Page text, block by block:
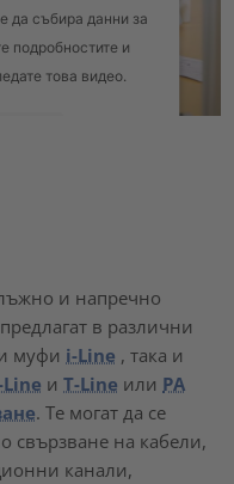
да събира данни за
подробностите и
това видео.
и напречно
в различни
муфи i-Line , така и
Line иT-Line или PA
. Те могат да се
свързване на кабели,
канали,